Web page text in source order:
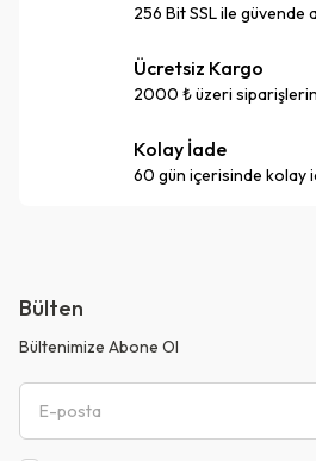
256 Bit SSL ile güvende
Ücretsiz Kargo
2000 ₺ üzeri
Kolay İade
60 gün içerisinde kolay
Bülten
Bültenimize Abone Ol